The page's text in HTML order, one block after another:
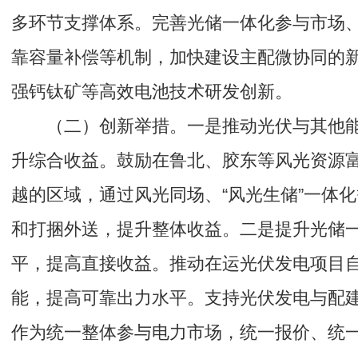
多环节支撑体系。完善光储一体化参与市场
靠容量补偿等机制，加快建设主配微协同的
强钙钛矿等高效电池技术研发创新。
（二）创新举措。一是推动光伏与其他
升综合收益。鼓励在鲁北、胶东等风光资源
越的区域，通过风光同场、“风光生储”一体
和打捆外送，提升整体收益。二是提升光储
平，提高直接收益。推动在运光伏发电项目
能，提高可靠出力水平。支持光伏发电与配
作为统一整体参与电力市场，统一报价、统